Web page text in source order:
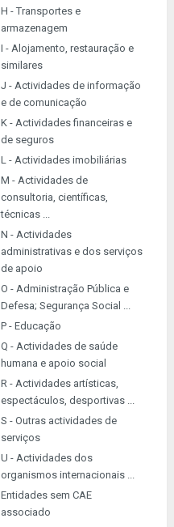
H - Transportes e
armazenagem
I - Alojamento, restauração e
similares
J - Actividades de informação
e de comunicação
K - Actividades financeiras e
de seguros
L - Actividades imobiliárias
M - Actividades de
consultoria, científicas,
técnicas ...
N - Actividades
administrativas e dos serviços
de apoio
O - Administração Pública e
Defesa; Segurança Social ...
P - Educação
Q - Actividades de saúde
humana e apoio social
R - Actividades artísticas,
espectáculos, desportivas ...
S - Outras actividades de
serviços
U - Actividades dos
organismos internacionais ...
Entidades sem CAE
associado